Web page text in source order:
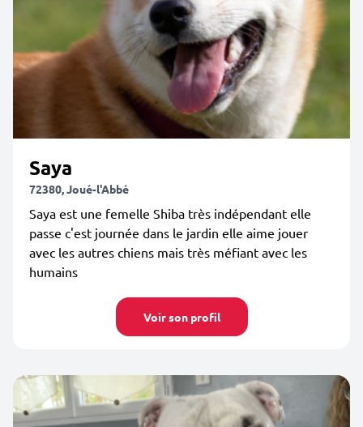
Saya
72380, Joué-l'Abbé
Saya est une femelle Shiba très indépendant elle
passe c'est journée dans le jardin elle aime jouer
avec les autres chiens mais très méfiant avec les
humains
Voir son profil